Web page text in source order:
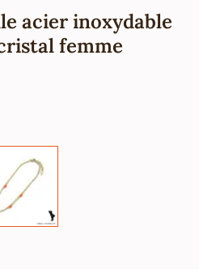
acier inoxydable
femme